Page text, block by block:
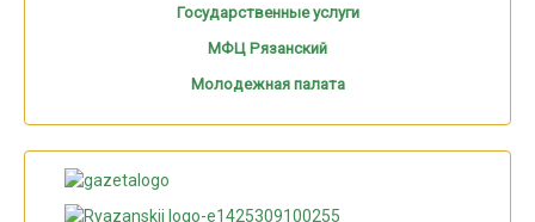
Государственные услуги
МФЦ Рязанский
Молодежная палата